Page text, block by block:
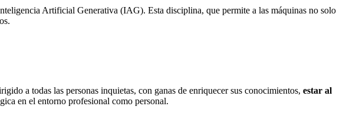
Artificial Generativa (IAG). Esta disciplina, que permite a las máquinas no solo
a todas las personas inquietas, con ganas de enriquecer sus conocimientos, estar al
en el entorno profesional como personal.